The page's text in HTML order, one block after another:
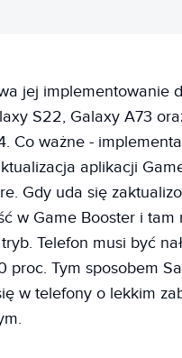
jej implementowanie
S22, Galaxy A73
Co ważne -
aplikacji
Gdy uda się
w Game Booster i tam
Telefon musi być
proc. Tym sposobem
w telefony o lekkim